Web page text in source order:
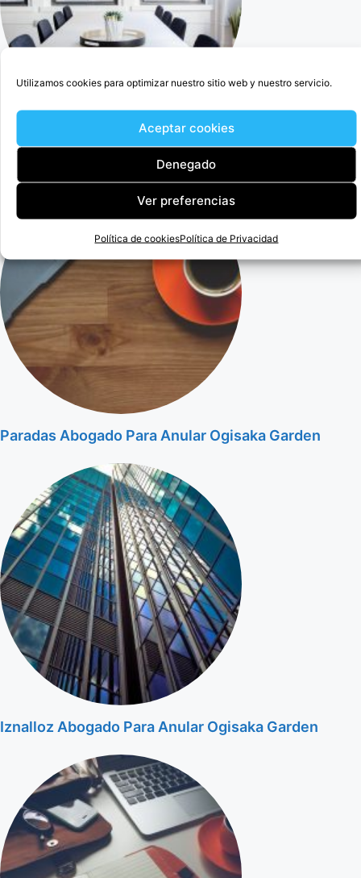
Utilizamos cookies para optimizar nuestro sitio web y nuestro servicio.
Aceptar cookies
Denegado
Ver preferencias
Política de cookiesPolítica de Privacidad
Cercedilla Abogado Para Anular Ogisaka Garden
Paradas Abogado Para Anular Ogisaka Garden
Iznalloz Abogado Para Anular Ogisaka Garden